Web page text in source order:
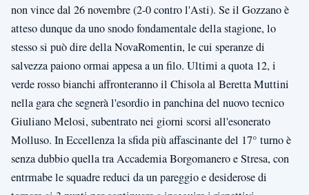
non vince dal 26 novembre (2-0 contro l'Asti). Se il Gozzano è
atteso dunque da uno snodo fondamentale della stagione, lo
stesso si può dire della NovaRomentin, le cui speranze di
salvezza paiono ormai appesa a un filo. Ultimi a quota 12, i
verde rosso bianchi affronteranno il Chisola al Beretta Muttini
nella gara che segnerà l'esordio in panchina del nuovo tecnico
Giuliano Melosi, subentrato nei giorni scorsi all'esonerato
Molluso. In Eccellenza la sfida più affascinante del 17° turno è
senza dubbio quella tra Accademia Borgomanero e Stresa, con
entrmabe le squadre reduci da un pareggio e desiderose di